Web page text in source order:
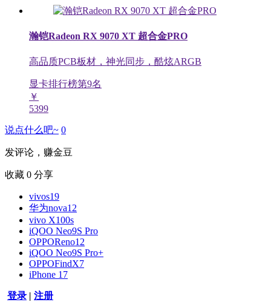
瀚铠Radeon RX 9070 XT 超合金PRO
高品质PCB板材，神光同步，酷炫ARGB
显卡排行榜第9名
￥
5399
说点什么吧~ 0
发评论，赚金豆
收藏 0 分享
vivos19
华为nova12
vivo X100s
iQOO Neo9S Pro
OPPOReno12
iQOO Neo9S Pro+
OPPOFindX7
iPhone 17
登录
注册